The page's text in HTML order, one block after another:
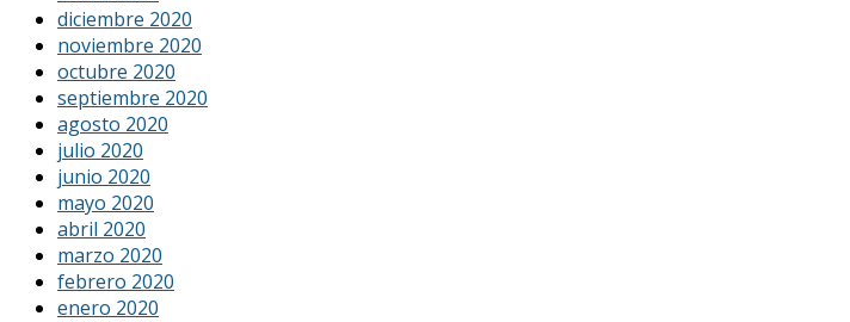
diciembre 2020
noviembre 2020
octubre 2020
septiembre 2020
agosto 2020
julio 2020
junio 2020
mayo 2020
abril 2020
marzo 2020
febrero 2020
enero 2020